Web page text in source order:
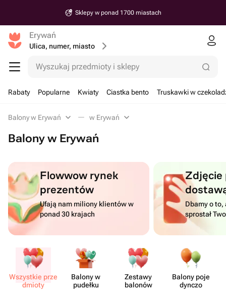
Sklepy w ponad 1700 miastach
Erywań
Ulica, numer, miasto
Wyszukaj przedmioty i sklepy
Rabaty Popularne Kwiaty Ciastka bento Truskawki w
Balony w Erywań w Erywań
Balony w Erywań
Flowwow rynek
prezentów
Ufają nam miliony klientów w
ponad 30 krajach
Dbamy o to,
sprostał
Wszystkie prze​
dmioty
Balony w
pudełku
Zestawy
balonów
Balony poje​
dynczo